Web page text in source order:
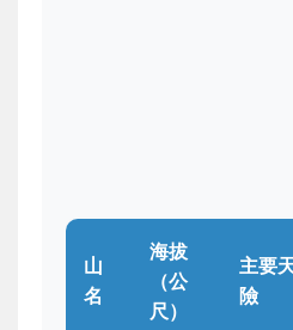
山
名
海拔
（公
尺）
主要
險